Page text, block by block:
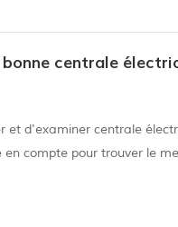
centrale
et d'examiner centrale
en compte pour trouver le